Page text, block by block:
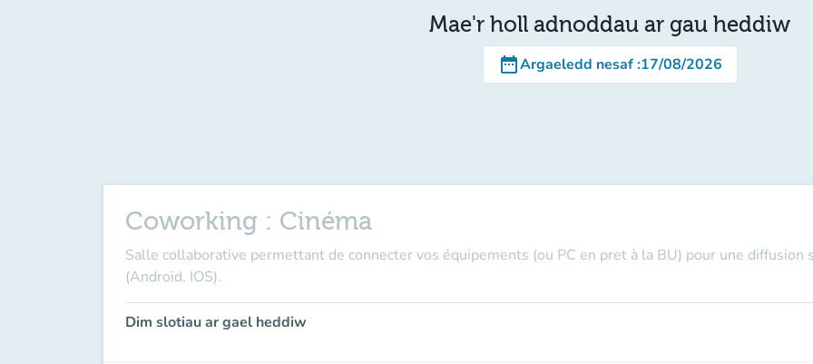
Mae'r holl adnoddau ar gau heddiw
date_rangeArgaeledd nesaf:17/08/2026
Coworking : Cinéma
Salle collaborative permettant de connecter vos équipements (ou PC en pret à la BU) pour une diffusion
(Androïd, IOS).
Dim slotiau ar gael heddiw